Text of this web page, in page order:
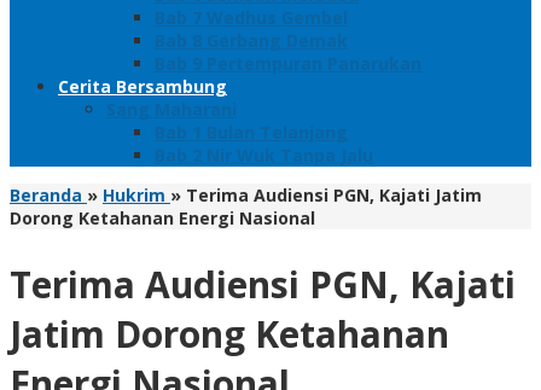
Bab 7 Wedhus Gembel
Bab 8 Gerbang Demak
Bab 9 Pertempuran Panarukan
Cerita Bersambung
Sang Maharani
Bab 1 Bulan Telanjang
Bab 2 Nir Wuk Tanpa Jalu
Beranda » Hukrim » Terima Audiensi PGN, Kajati Jatim
Dorong Ketahanan Energi Nasional
Terima Audiensi PGN, Kajati
Jatim Dorong Ketahanan